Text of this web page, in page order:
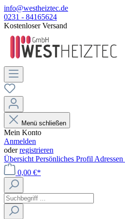
info@westheiztec.de
0231 - 84165624
Kostenloser Versand
Menü schließen
Mein Konto
Anmelden
oderregistrieren
Übersicht Persönliches Profil Adressen
0,00 €*